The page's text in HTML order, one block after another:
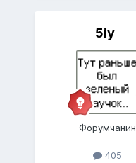
5iy
Форумчанин
405